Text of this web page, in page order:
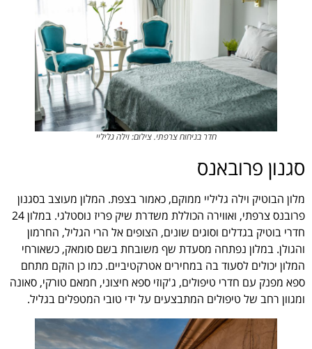
חדר בניחוח צרפתי. צילום: וילה גליליי
סגנון פרובאנס
מלון הבוטיק וילה גליליי ממוקם, כאמור בצפת. המלון מעוצב בסגנון
פרובנס צרפתי, ואווירה הכוללת משדרת שיק פריז נוסטלגי. במלון 24
חדרי בוטיק בגדלים וסוגים שונים, הצופים אל הרי הגליל, החרמון
והגולן. במלון נפתחה מסעדת שף משובחת בשם סומאק, כשאורחי
המלון יכולים לסעוד בה במחירים אטרקטיביים. כמו כן הוקם מתחם
ספא מפנק עם חדרי טיפולים, ג'קוזי ספא חיצוני, חמאם טורקי, סאונה
ומגוון רחב של טיפולים המתבצעים על ידי טובי המטפלים בגליל.